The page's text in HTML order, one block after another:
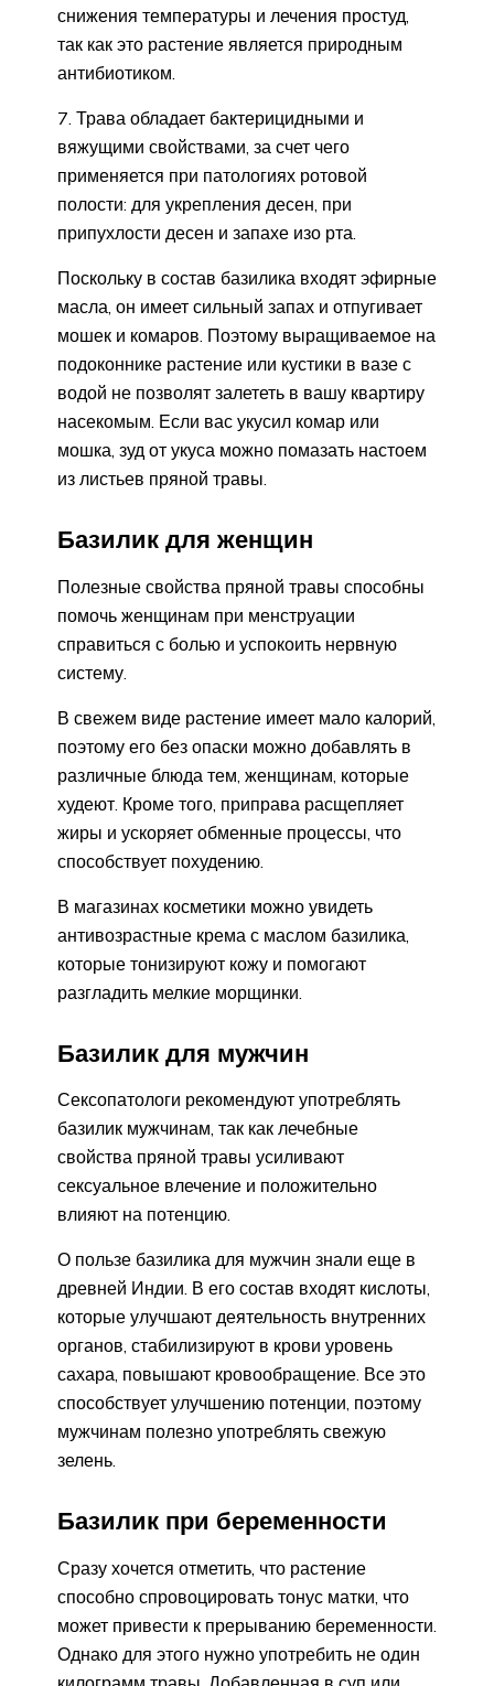
снижения температуры и лечения простуд,
так как это растение является природным
антибиотиком.
7. Трава обладает бактерицидными и
вяжущими свойствами, за счет чего
применяется при патологиях ротовой
полости: для укрепления десен, при
припухлости десен и запахе изо рта.
Поскольку в состав базилика входят эфирные
масла, он имеет сильный запах и отпугивает
мошек и комаров. Поэтому выращиваемое на
подоконнике растение или кустики в вазе с
водой не позволят залететь в вашу квартиру
насекомым. Если вас укусил комар или
мошка, зуд от укуса можно помазать настоем
из листьев пряной травы.
Базилик для женщин
Полезные свойства пряной травы способны
помочь женщинам при менструации
справиться с болью и успокоить нервную
систему.
В свежем виде растение имеет мало калорий,
поэтому его без опаски можно добавлять в
различные блюда тем, женщинам, которые
худеют. Кроме того, приправа расщепляет
жиры и ускоряет обменные процессы, что
способствует похудению.
В магазинах косметики можно увидеть
антивозрастные крема с маслом базилика,
которые тонизируют кожу и помогают
разгладить мелкие морщинки.
Базилик для мужчин
Сексопатологи рекомендуют употреблять
базилик мужчинам, так как лечебные
свойства пряной травы усиливают
сексуальное влечение и положительно
влияют на потенцию.
О пользе базилика для мужчин знали еще в
древней Индии. В его состав входят кислоты,
которые улучшают деятельность внутренних
органов, стабилизируют в крови уровень
сахара, повышают кровообращение. Все это
способствует улучшению потенции, поэтому
мужчинам полезно употреблять свежую
зелень.
Базилик при беременности
Сразу хочется отметить, что растение
способно спровоцировать тонус матки, что
может привести к прерыванию беременности.
Однако для этого нужно употребить не один